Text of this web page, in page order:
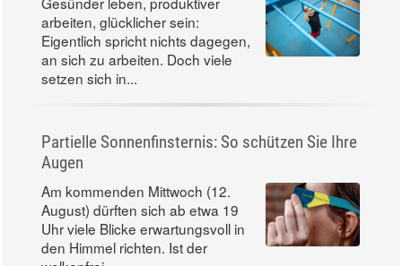
arbeiten, glücklicher sein:
Eigentlich spricht nichts dagegen,
an sich zu arbeiten. Doch viele
setzen sich in...
Partielle Sonnenfinsternis: So schützen Sie Ihre
Augen
Am kommenden Mittwoch (12.
August) dürften sich ab etwa 19
Uhr viele Blicke erwartungsvoll in
den Himmel richten. Ist der